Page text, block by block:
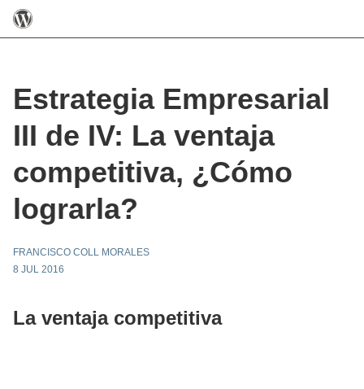
Estrategia Empresarial
III de IV: La ventaja
competitiva, ¿Cómo
lograrla?
FRANCISCO COLL MORALES
8 JUL 2016
La ventaja competitiva